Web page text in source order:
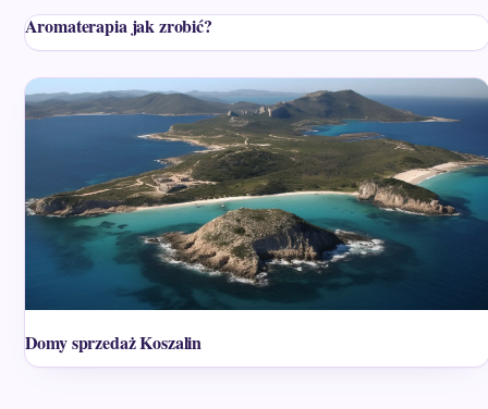
Aromaterapia jak zrobić?
Domy sprzedaż Koszalin